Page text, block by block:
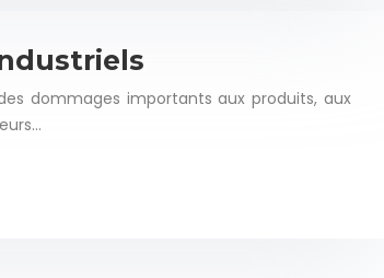
dommages importants aux produits, aux